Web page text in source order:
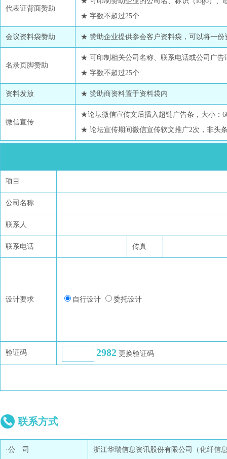
代表证背面赞助
★ 字数不超过25个
会议资料袋赞助 ★ 赞助企业提供参会客户资料袋，可以将一份
名录页脚赞助
★ 可印制相关公司名称、联系电话或公司广告
★ 字数不超过25个
资料发放 ★ 赞助商资料置于资料袋内
微信宣传
★论坛微信宣传文后插入超链广告条，大小：
★ 论坛宣传期间微信宣传软文推广2次，非头
项目
公司名称
联系人
联系电话 传真
设计要求 自行设计 委托设计
验证码 2982 更换验证码
联系方式
·公 司 浙江华瑞信息资讯股份有限公司（化纤信